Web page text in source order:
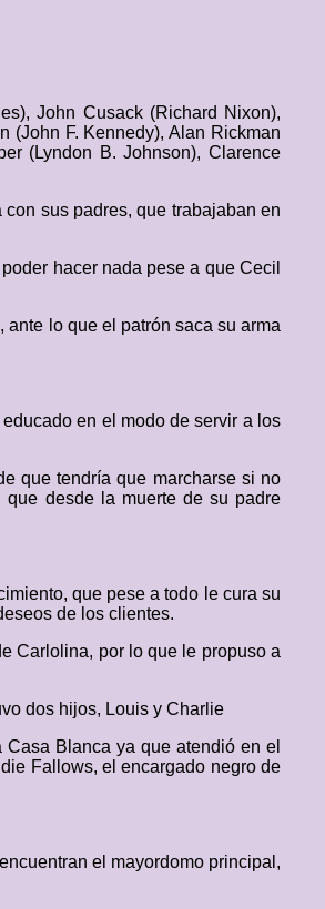
John Cusack (Richard Nixon),
(John F. Kennedy), Alan Rickman
(Lyndon B. Johnson), Clarence
sus padres, que trabajaban en
hacer nada pese a que Cecil
lo que el patrón saca su arma
en el modo de servir a los
que tendría que marcharse si no
desde la muerte de su padre
que pese a todo le cura su
de los clientes.
Carlolina, por lo que le propuso a
dos hijos, Louis y Charlie
Blanca ya que atendió en el
Fallows, el encargado negro de
el mayordomo principal,